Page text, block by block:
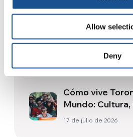
Allow
Deny
Sudamérica
30 de julio de 2026
Festival Re-
Cómo vive
Mundo:
política más allá
17 de julio de 2026